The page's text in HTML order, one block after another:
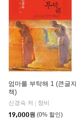
엄마를 부탁해 1 (큰글
책)
신경숙 저
창비
19,000원 (0% 할인)